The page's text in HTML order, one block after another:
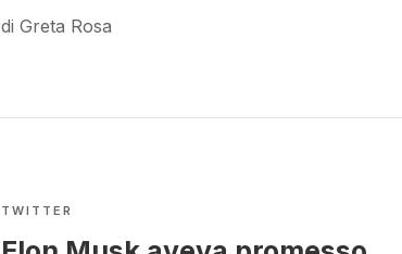
di Greta Rosa
TWITTER